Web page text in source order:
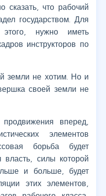
сказать, что рабочий
государством. Для
нужно иметь
инструкторов по
земли не хотим. Но и
своей земли не
вперед,
элементов
борьба будет
власть, силы которой
и больше, будет
этих элементов,